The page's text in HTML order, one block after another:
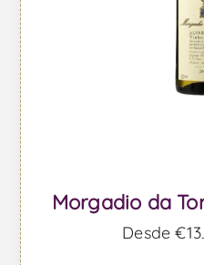
Morgadio da
Desde